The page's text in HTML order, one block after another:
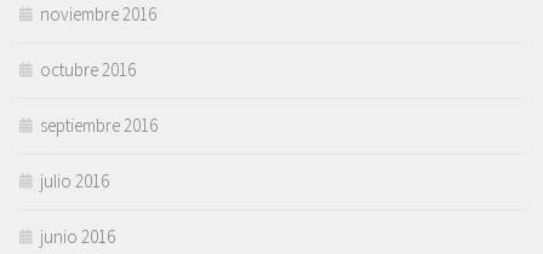
noviembre 2016
octubre 2016
septiembre 2016
julio 2016
junio 2016